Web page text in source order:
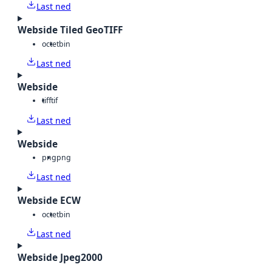
Last ned
Webside Tiled GeoTIFF
octetbin
Last ned
Webside
tifftif
Last ned
Webside
pngpng
Last ned
Webside ECW
octetbin
Last ned
Webside Jpeg2000